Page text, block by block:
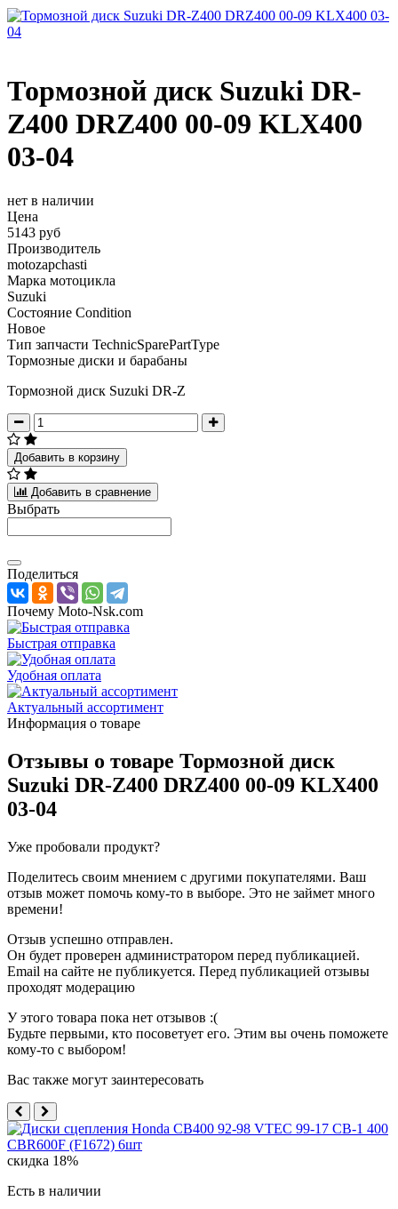
Тормозной диск Suzuki DR-
Z400 DRZ400 00-09 KLX400
03-04
нет в наличии
Цена
5143 руб
Производитель
motozapchasti
Марка мотоцикла
Suzuki
Состояние Condition
Новое
Тип запчасти TechnicSparePartType
Тормозные диски и барабаны
Тормозной диск Suzuki DR-Z
Добавить в корзину
Добавить в сравнение
Выбрать
Поделиться
Почему Moto-Nsk.com
Быстрая отправка
Удобная оплата
Актуальный ассортимент
Информация о товаре
Отзывы о товаре Тормозной диск
Suzuki DR-Z400 DRZ400 00-09 KLX400
03-04
Уже пробовали продукт?
Поделитесь своим мнением с другими покупателями. Ваш
отзыв может помочь кому-то в выборе. Это не займет много
времени!
Отзыв успешно отправлен.
Он будет проверен администратором перед публикацией.
Email на сайте не публикуется. Перед публикацией отзывы
проходят модерацию
У этого товара пока нет отзывов :(
Будьте первыми, кто посоветует его. Этим вы очень поможете
кому-то с выбором!
Вас также могут заинтересовать
скидка 18%
Есть в наличии